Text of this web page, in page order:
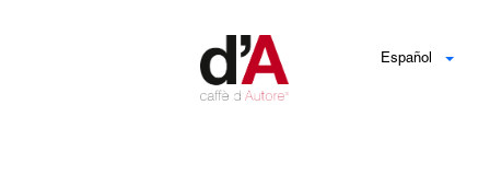
Español